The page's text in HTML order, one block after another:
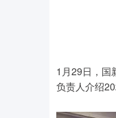
1月29日，国
负责人介绍
上证指数